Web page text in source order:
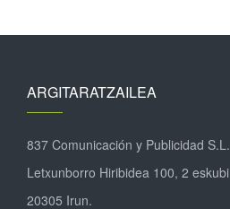
ARGITARATZAILEA
837 Comunicación y Publicidad S.L.
Letxunborro Hiribidea 100, 2 eskubi
20305 Irun.